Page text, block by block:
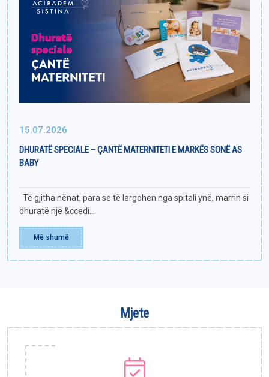
15.07.2026
DHURATË SPECIALE – ÇANTË MATERNITETI E MARKËS SONË AS
BABY
Të gjitha nënat, para se të largohen nga spitali ynë, marrin si
dhuratë një &ccedi...
Më shumë
Mjete